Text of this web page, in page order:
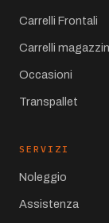
Carrelli Frontali
Carrelli
Occasioni
Transpallet
SERVIZI
Noleggio
Assistenza